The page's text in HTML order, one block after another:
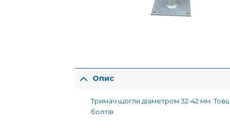
Опис
Тримач щогли діаметром 32-42 мм.
болтів.